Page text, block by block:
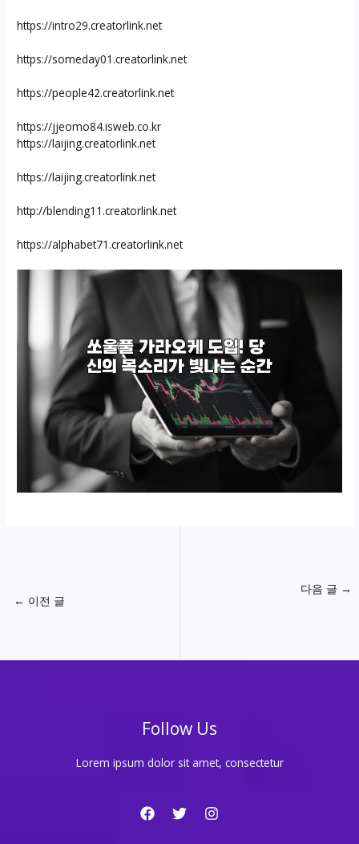
https://intro29.creatorlink.net
https://someday01.creatorlink.net
https://people42.creatorlink.net
https://jjeomo84.isweb.co.kr
https://laijing.creatorlink.net
https://laijing.creatorlink.net
http://blending11.creatorlink.net
https://alphabet71.creatorlink.net
← 이전 글
다음 글 →
Follow Us
Lorem ipsum dolor sit amet, consectetur